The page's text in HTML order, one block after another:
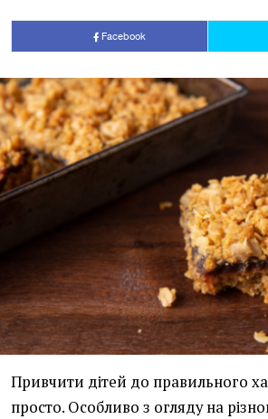
Facebook
Привчити дітей до правильного
просто. Особливо з огляду на